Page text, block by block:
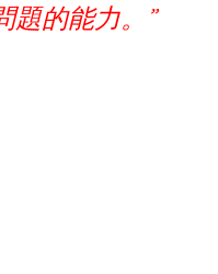
題的能力。”